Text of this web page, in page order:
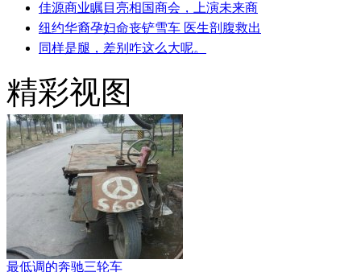
佳源商业瞩目亮相国商会，上演未来商
纽约华裔孕妇命丧铲雪车 医生剖腹救出
同样是腿，差别咋这么大呢。
精彩视图
最低调的奔驰三轮车